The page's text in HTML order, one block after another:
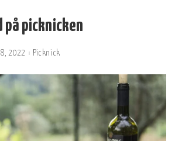
på picknicken
2022 Picknick